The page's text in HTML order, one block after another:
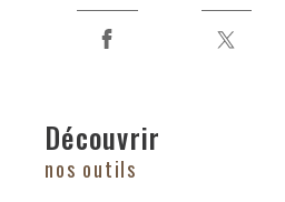
découvrir
nos outils